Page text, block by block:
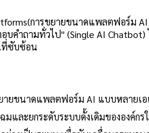
การขยายขนาดแพลตฟอร์ม
คำถามทั่วไป" (Single AI
ที่ซับซ้อน
ายขนาดแพลตฟอร์ม AI แบบหลายเ
และยกระดับระบบดั้งเดิมขององค์ก